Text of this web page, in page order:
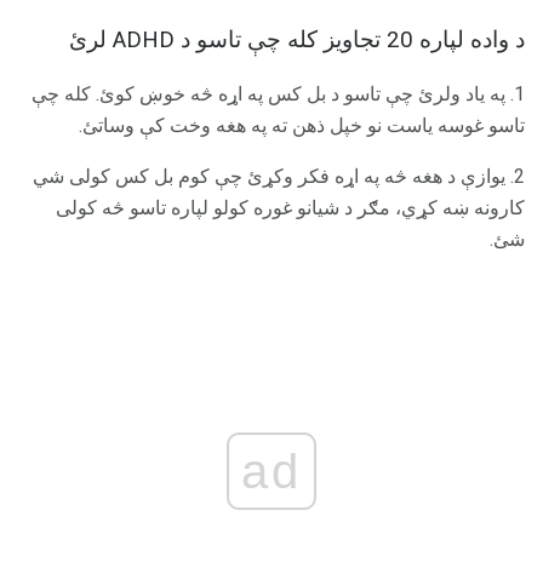
د واده لپاره 20 تجاویز کله چې تاسو د ADHD لرئ
1. په یاد ولرئ چې تاسو د بل کس په اړه څه خوښ کوئ. کله چې
تاسو غوسه یاست نو خپل ذهن ته په هغه وخت کې وساتئ.
2. یوازې د هغه څه په اړه فکر وکړئ چې کوم بل کس کولی شي
کارونه ښه کړي، مګر د شیانو غوره کولو لپاره تاسو څه کولی
شئ.
ad